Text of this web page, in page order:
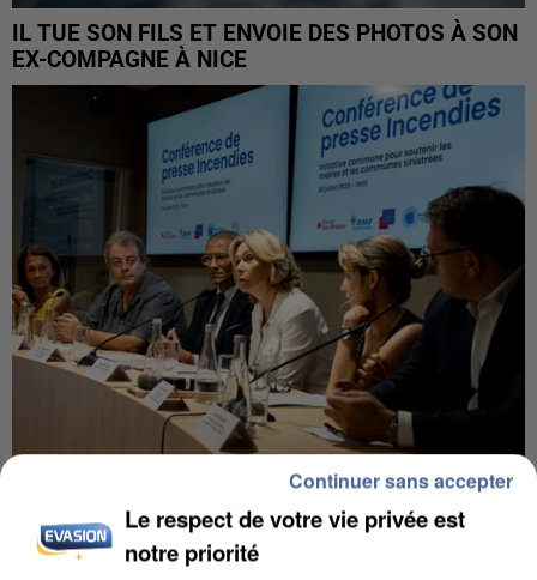
IL TUE SON FILS ET ENVOIE DES PHOTOS À SON
EX-COMPAGNE À NICE
INCENDIES : L’ÎLE-DE-FRANCE LANCE UN ÉLAN
DE SOLIDARITÉ AVEC LES...
Le respect de votre vie privée est
notre priorité
Continuer sans accepter